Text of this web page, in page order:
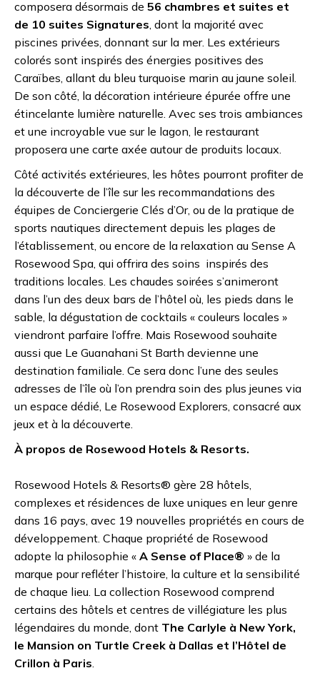
composera désormais de 56 chambres et suites et
de 10 suites Signatures, dont la majorité avec
piscines privées, donnant sur la mer. Les extérieurs
colorés sont inspirés des énergies positives des
Caraïbes, allant du bleu turquoise marin au jaune soleil.
De son côté, la décoration intérieure épurée offre une
étincelante lumière naturelle. Avec ses trois ambiances
et une incroyable vue sur le lagon, le restaurant
proposera une carte axée autour de produits locaux.
Côté activités extérieures, les hôtes pourront profiter de
la découverte de l’île sur les recommandations des
équipes de Conciergerie Clés d’Or, ou de la pratique de
sports nautiques directement depuis les plages de
l’établissement, ou encore de la relaxation au Sense A
Rosewood Spa, qui offrira des soins inspirés des
traditions locales. Les chaudes soirées s’animeront
dans l’un des deux bars de l’hôtel où, les pieds dans le
sable, la dégustation de cocktails « couleurs locales »
viendront parfaire l’offre. Mais Rosewood souhaite
aussi que Le Guanahani St Barth devienne une
destination familiale. Ce sera donc l’une des seules
adresses de l’île où l’on prendra soin des plus jeunes via
un espace dédié, Le Rosewood Explorers, consacré aux
jeux et à la découverte.
À propos de Rosewood Hotels & Resorts.
Rosewood Hotels & Resorts® gère 28 hôtels,
complexes et résidences de luxe uniques en leur genre
dans 16 pays, avec 19 nouvelles propriétés en cours de
développement. Chaque propriété de Rosewood
adopte la philosophie « A Sense of Place® » de la
marque pour refléter l’histoire, la culture et la sensibilité
de chaque lieu. La collection Rosewood comprend
certains des hôtels et centres de villégiature les plus
légendaires du monde, dont The Carlyle à New York,
le Mansion on Turtle Creek à Dallas et l’Hôtel de
Crillon à Paris.